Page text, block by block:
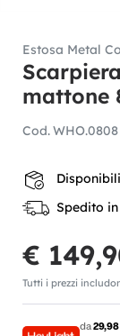
Estosa Metal
mattone
Cod.WHO.0808
Spedito
€
Tutti i prezzi
da